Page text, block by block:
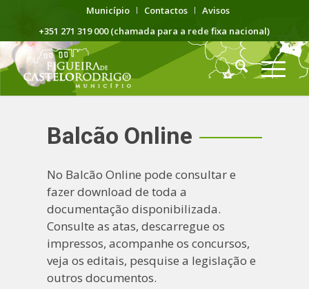
Município Contactos
Avisos
+351 271 319 000 (chamada para a rede fixa nacional)
Balcão Online
No Balcão Online pode consultar e
fazer download de toda a
documentação disponibilizada.
Consulte as atas, descarregue os
impressos, acompanhe os concursos,
veja os editais, pesquise a legislação e
outros documentos.